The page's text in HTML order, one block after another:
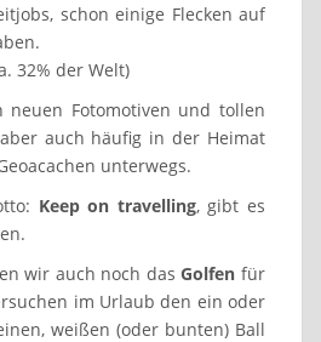
schon einige Flecken auf
32% der Welt)
neuen Fotomotiven und tollen
auch häufig in der Heimat
unterwegs.
Keep on travelling, gibt es
wir auch noch dasGolfen für
im Urlaub den ein oder
weißen (oder bunten) Ball